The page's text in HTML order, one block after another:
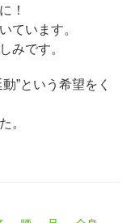
！
ています。
みです。
”という希望をく
。